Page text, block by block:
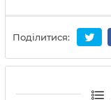
Поділитися: